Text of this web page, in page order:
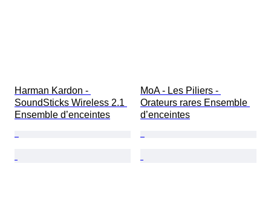
Harman Kardon -
SoundSticks Wireless 2.1
Ensemble d’enceintes
MoA - Les Piliers -
Orateurs rares Ensemble
d’enceintes